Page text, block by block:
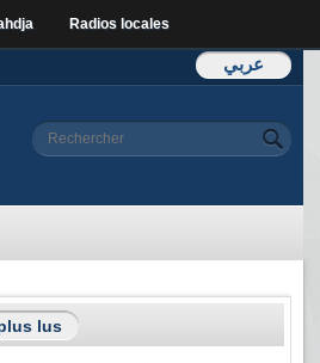
Radios locales
عربي
Formulaire de
Rechercher
lus